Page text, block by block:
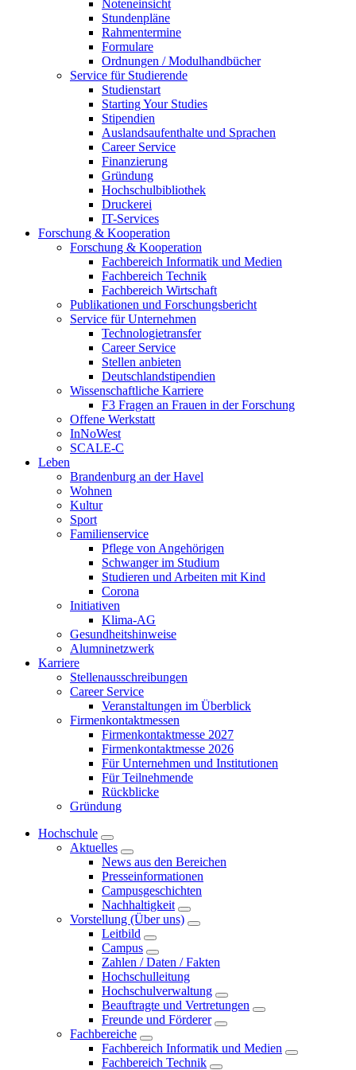
Noteneinsicht
Stundenpläne
Rahmentermine
Formulare
Ordnungen / Modulhandbücher
Service für Studierende
Studienstart
Starting Your Studies
Stipendien
Auslandsaufenthalte und Sprachen
Career Service
Finanzierung
Gründung
Hochschulbibliothek
Druckerei
IT-Services
Forschung & Kooperation
Forschung & Kooperation
Fachbereich Informatik und Medien
Fachbereich Technik
Fachbereich Wirtschaft
Publikationen und Forschungsbericht
Service für Unternehmen
Technologietransfer
Career Service
Stellen anbieten
Deutschlandstipendien
Wissenschaftliche Karriere
F3 Fragen an Frauen in der Forschung
Offene Werkstatt
InNoWest
SCALE-C
Leben
Brandenburg an der Havel
Wohnen
Kultur
Sport
Familienservice
Pflege von Angehörigen
Schwanger im Studium
Studieren und Arbeiten mit Kind
Corona
Initiativen
Klima-AG
Gesundheitshinweise
Alumninetzwerk
Karriere
Stellenausschreibungen
Career Service
Veranstaltungen im Überblick
Firmenkontaktmessen
Firmenkontaktmesse 2027
Firmenkontaktmesse 2026
Für Unternehmen und Institutionen
Für Teilnehmende
Rückblicke
Gründung
Hochschule
Aktuelles
News aus den Bereichen
Presseinformationen
Campusgeschichten
Nachhaltigkeit
Vorstellung (Über uns)
Leitbild
Campus
Zahlen / Daten / Fakten
Hochschulleitung
Hochschulverwaltung
Beauftragte und Vertretungen
Freunde und Förderer
Fachbereiche
Fachbereich Informatik und Medien
Fachbereich Technik